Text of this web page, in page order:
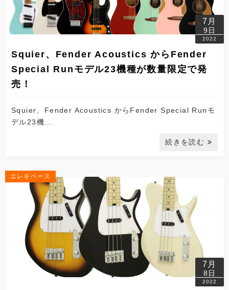
7月
9日
2022
Squier、Fender Acoustics からFender
Special Runモデル23機種が数量限定で発
売！
Squier、Fender Acoustics からFender Special Runモ
デル23機…
続きを読む
エレキベース
7月
8日
2022